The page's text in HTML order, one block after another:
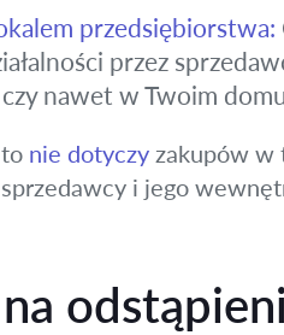
przedsiębiorstwa:
przez
nawet w Twoim
nie dotyczy zakupów w
i jego